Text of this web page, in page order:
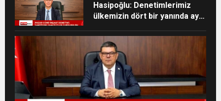
Hasipoğlu: Denetimlerimiz
ülkemizin dört bir yanında aynı